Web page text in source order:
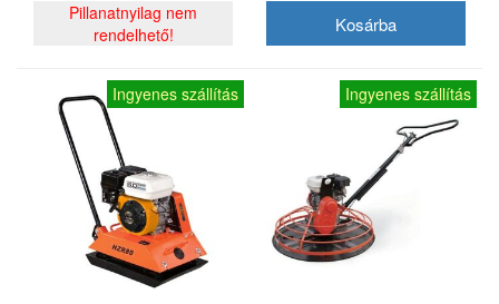
Pillanatnyilag nem
rendelhető!
Ingyenes szállítás Ingyenes szállítás